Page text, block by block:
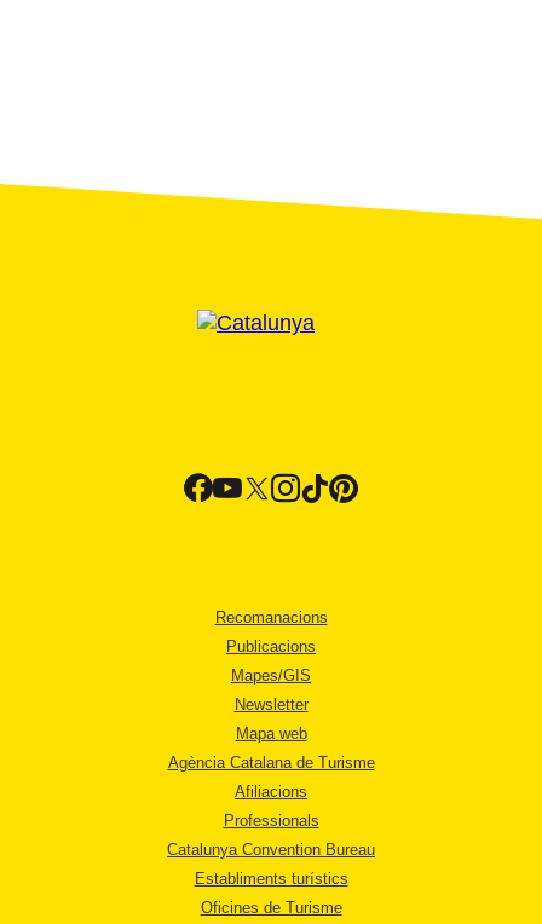
Recomanacions
Publicacions
Mapes/GIS
Newsletter
Mapa web
Agència Catalana de Turisme
Afiliacions
Professionals
Catalunya Convention Bureau
Establiments turístics
Oficines de Turisme